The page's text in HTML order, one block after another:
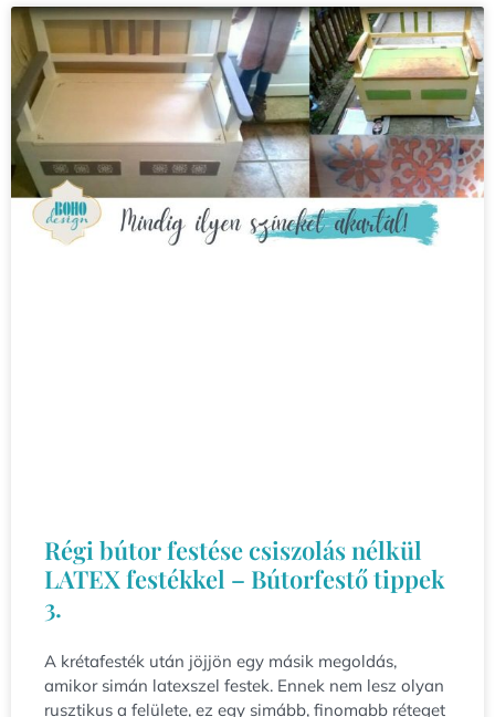
Régi bútor festése csiszolás nélkül
LATEX festékkel – Bútorfestő tippek
3.
A krétafesték után jöjjön egy másik megoldás,
amikor simán latexszel festek. Ennek nem lesz olyan
rusztikus a felülete, ez egy simább, finomabb réteget